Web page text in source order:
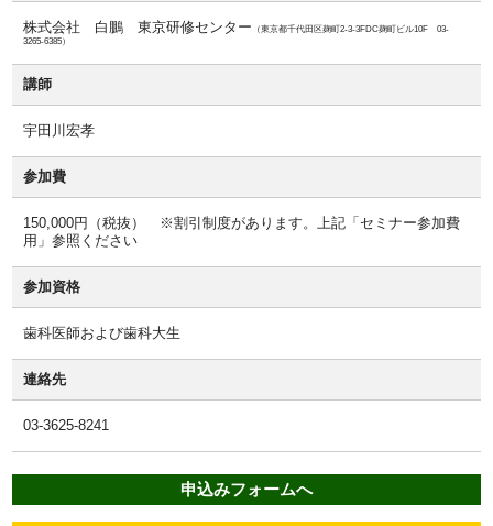
株式会社 白鵬 東京研修センター
（東京都千代田区麹町2-3-3FDC麹町ビル10F 03-
3265-6385）
講師
宇田川宏孝
参加費
150,000円（税抜） ※割引制度があります。上記「セミナー参加費
用」参照ください
参加資格
歯科医師および歯科大生
連絡先
03-3625-8241
申込みフォームへ